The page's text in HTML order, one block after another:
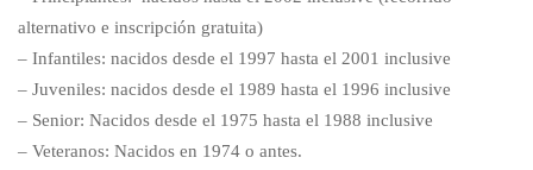
alternativo e inscripción gratuita)
– Infantiles: nacidos desde el 1997 hasta el 2001 inclusive
– Juveniles: nacidos desde el 1989 hasta el 1996 inclusive
– Senior: Nacidos desde el 1975 hasta el 1988 inclusive
– Veteranos: Nacidos en 1974 o antes.